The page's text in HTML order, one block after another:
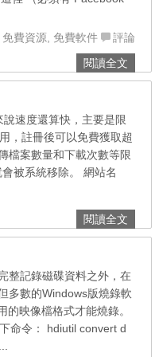
免費資源 免費軟件
評論
閱讀全文
速度還算快，主要是限
，註冊後可以免費獲取超
檔案數量和下載次數等限
被系統移除。 網站名
閱讀全文
整記錄磁碟資料之外，在
多數的Windows版燒錄軟
映像檔格式才能燒錄。
命令： hdiutil convert d